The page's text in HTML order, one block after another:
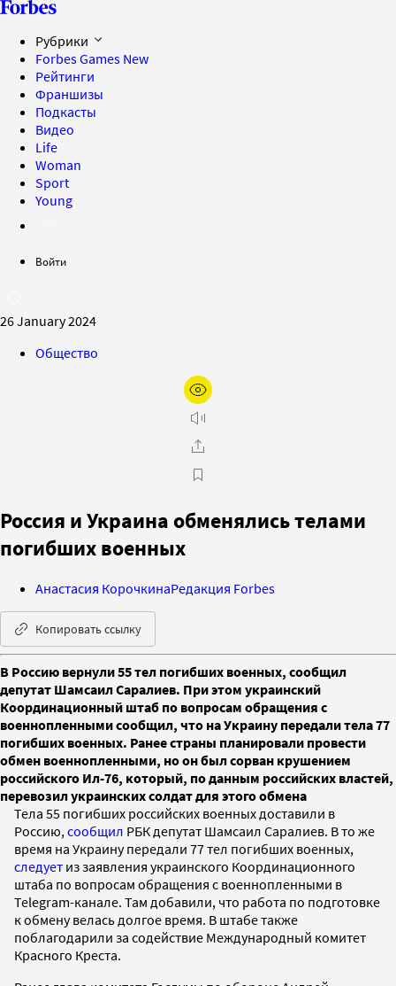
Рубрики
Forbes Games New
Рейтинги
Франшизы
Подкасты
Видео
Life
Woman
Sport
Young
Войти
26 January 2024
Общество
Россия и Украина обменялись телами
погибших военных
Анастасия КорочкинаРедакция Forbes
Копировать ссылку
В Россию вернули 55 тел погибших военных, сообщил
депутат Шамсаил Саралиев. При этом украинский
Координационный штаб по вопросам обращения с
военнопленными сообщил, что на Украину передали тела 77
погибших военных. Ранее страны планировали провести
обмен военнопленными, но он был сорван крушением
российского Ил-76, который, по данным российских властей,
перевозил украинских солдат для этого обмена
Тела 55 погибших российских военных доставили в
Россию, сообщил РБК депутат Шамсаил Саралиев. В то же
время на Украину передали 77 тел погибших военных,
следует из заявления украинского Координационного
штаба по вопросам обращения с военнопленными в
Telegram-канале. Там добавили, что работа по подготовке
к обмену велась долгое время. В штабе также
поблагодарили за содействие Международный комитет
Красного Креста.